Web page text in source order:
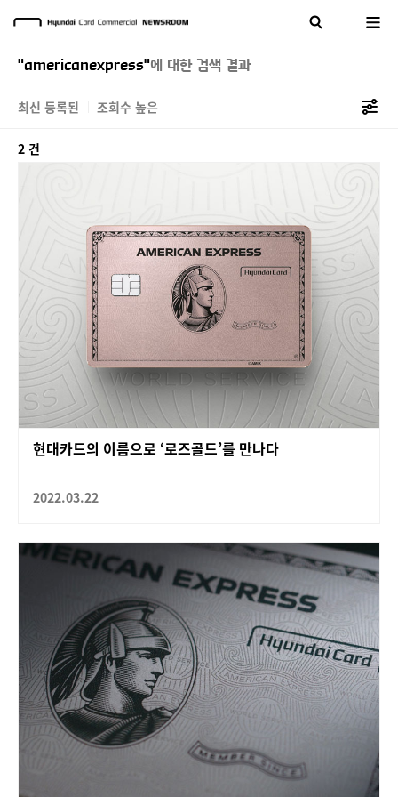
"americanexpress"에 대한 검색 결과
최신 등록된 조회수 높은
2 건
현대카드의 이름으로 ‘로즈골드’를 만나다
2022.03.22